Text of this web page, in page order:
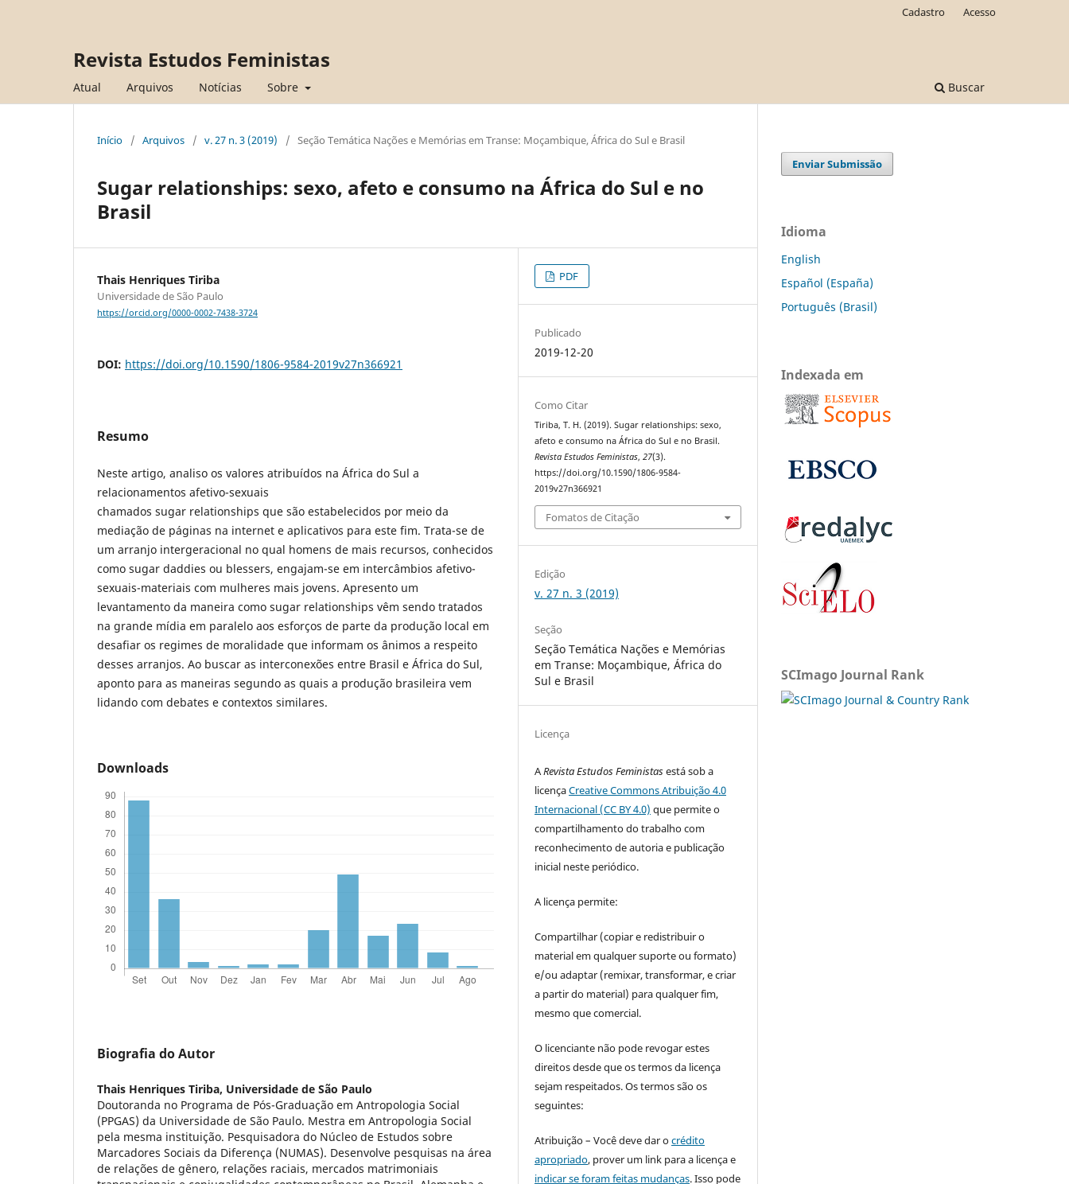
Revista Estudos Feministas
Atual Arquivos Notícias Sobre Buscar
Cadastro Acesso
Início / Arquivos / v. 27 n. 3 (2019) / Seção Temática Nações e Memórias em Transe: Moçambique, África do Sul e Brasil
Sugar relationships: sexo, afeto e consumo na África do Sul e no
Brasil
Thais Henriques Tiriba
Universidade de São Paulo
https://orcid.org/0000-0002-7438-3724
DOI: https://doi.org/10.1590/1806-9584-2019v27n366921
Resumo
Neste artigo, analiso os valores atribuídos na África do Sul a
relacionamentos afetivo-sexuais
chamados sugar relationships que são estabelecidos por meio da
mediação de páginas na internet e aplicativos para este fim. Trata-se de
um arranjo intergeracional no qual homens de mais recursos, conhecidos
como sugar daddies ou blessers, engajam-se em intercâmbios afetivo-
sexuais-materiais com mulheres mais jovens. Apresento um
levantamento da maneira como sugar relationships vêm sendo tratados
na grande mídia em paralelo aos esforços de parte da produção local em
desafiar os regimes de moralidade que informam os ânimos a respeito
desses arranjos. Ao buscar as interconexões entre Brasil e África do Sul,
aponto para as maneiras segundo as quais a produção brasileira vem
lidando com debates e contextos similares.
Downloads
Biografia do Autor
Thais Henriques Tiriba, Universidade de São Paulo
Doutoranda no Programa de Pós-Graduação em Antropologia Social
(PPGAS) da Universidade de São Paulo. Mestra em Antropologia Social
pela mesma instituição. Pesquisadora do Núcleo de Estudos sobre
Marcadores Sociais da Diferença (NUMAS). Desenvolve pesquisas na área
de relações de gênero, relações raciais, mercados matrimoniais
PDF
Publicado
2019-12-20
Como Citar
Tiriba, T. H. (2019). Sugar relationships: sexo,
afeto e consumo na África do Sul e no Brasil.
Revista Estudos Feministas,27(3).
https://doi.org/10.1590/1806-9584-
2019v27n366921
Fomatos de Citação
Edição
v. 27 n. 3 (2019)
Seção
Seção Temática Nações e Memórias
em Transe: Moçambique, África do
Sul e Brasil
Licença
ARevista Estudos Feministasestá sob a
licençaCreative Commons Atribuição 4.0
Internacional (CC BY 4.0) que permite o
compartilhamento do trabalho com
reconhecimento de autoria e publicação
inicial neste periódico.
A licença permite:
Compartilhar (copiar e redistribuir o
material em qualquer suporte ou formato)
e/ou adaptar (remixar, transformar, e criar
a partir do material) para qualquer fim,
mesmo que comercial.
O licenciante não pode revogar estes
direitos desde que os termos da licença
sejam respeitados. Os termos são os
seguintes:
Atribuição – Você deve dar ocrédito
apropriado, prover um link para a licença e
indicar se foram feitas mudanças. Isso pode
Enviar Submissão
Idioma
English
Español (España)
Português (Brasil)
Indexada em
SCImago Journal Rank